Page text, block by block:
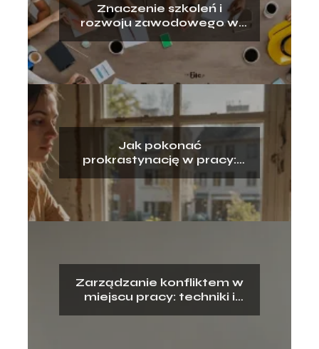
Znaczenie szkoleń i
rozwoju zawodowego w
miejscu pracy
Jak pokonać
prokrastynację w pracy:
praktyczne porady
Zarządzanie konfliktem w
miejscu pracy: techniki i